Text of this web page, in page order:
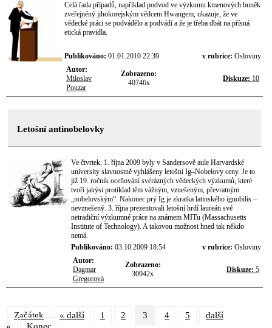
Celá řada případů, například podvod ve výzkumu kmenových buněk
zveřejněný jihokorejským vědcem Hwangem, ukazuje, že ve
vědecké práci se podvádělo a podvádí a že je třeba dbát na přísná
etická pravidla.
Publikováno: 01.01.2010 22:39 v rubrice: Osloviny
Autor:
Miloslav
Pouzar
Zobrazeno:
40746x
Diskuze: 10
Letošní antinobelovky
Ve čtvrtek, 1. října 2009 byly v Sandersově aule Harvardské
university slavnostně vyhlášeny letošní Ig–Nobelovy ceny. Je to
již 19. ročník oceňování svérázných vědeckých výzkumů, které
tvoří jakýsi protiklad těm vážným, vznešeným, převratným
„nobelovským“. Nakonec prý Ig je zkratka latinského ignobilis –
nevznešený. 3. října prezentovali letošní hrdí laureáti své
netradiční výzkumné práce na známem MITu (Massachusetts
Institute of Technology). A takovou možnost hned tak někdo
nemá.
Publikováno: 03.10.2009 18:54 v rubrice: Osloviny
Autor:
Dagmar
Gregorová
Zobrazeno:
30942x
Diskuze: 5
Začátek « další 1 2 3 4 5
další